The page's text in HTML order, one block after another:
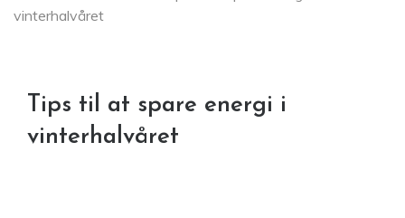
vinterhalvåret
Tips til at spare energi i
vinterhalvåret